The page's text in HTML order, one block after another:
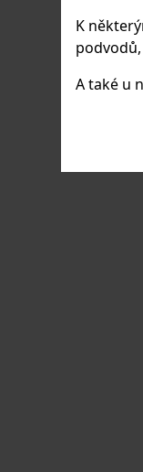
K
A také u